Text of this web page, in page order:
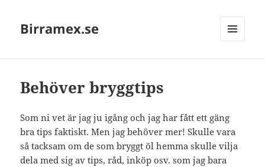
Birramex.se
Behöver bryggtips
Som ni vet är jag ju igång och jag har fått ett gäng
bra tips faktiskt. Men jag behöver mer! Skulle vara
så tacksam om de som bryggt öl hemma skulle vilja
dela med sig av tips, råd, inköp osv. som jag bara